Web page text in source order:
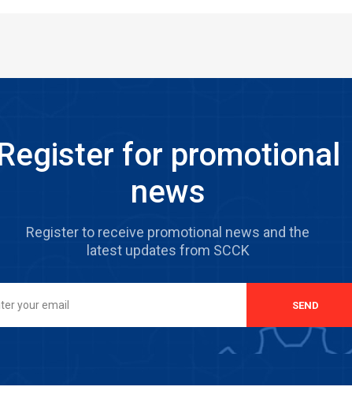
for promotional
news
Register to receive promotional news and the
latest updates from SCCK
SEND